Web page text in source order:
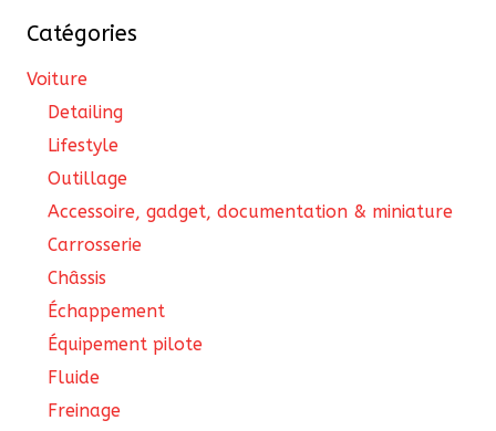
Catégories
Voiture
Detailing
Lifestyle
Outillage
Accessoire, gadget, documentation & miniature
Carrosserie
Châssis
Échappement
Équipement pilote
Fluide
Freinage